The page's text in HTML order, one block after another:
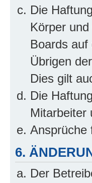
Die
Körper
Boards
Übrigen
Dies gilt
Die
Mitarbeiter
Ansprüche
6.
Der